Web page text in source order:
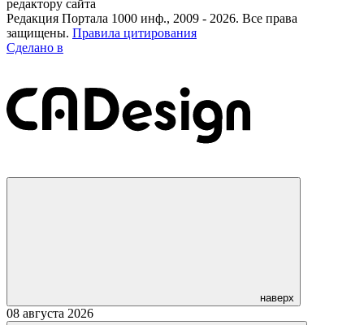
редактору сайта
Редакция Портала 1000 инф., 2009 - 2026. Все права
защищены. Правила цитирования
Сделано в
наверх
08 августа 2026